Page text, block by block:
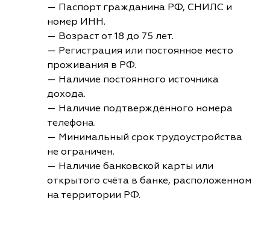
— Паспорт гражданина РФ, СНИЛС и
номер ИНН.
— Возраст от 18 до 75 лет.
— Регистрация или постоянное место
проживания в РФ.
— Наличие постоянного источника
дохода.
— Наличие подтверждённого номера
телефона.
— Минимальный срок трудоустройства
не ограничен.
— Наличие банковской карты или
открытого счёта в банке, расположенном
на территории РФ.